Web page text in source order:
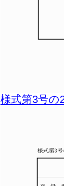
様式第3号の